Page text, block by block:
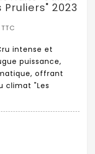
Pruliers" 2023
TTC
intense et
puissance,
offrant
climat "Les